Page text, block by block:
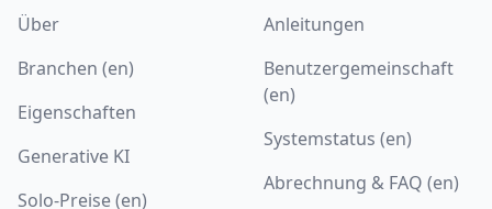
Über
Branchen (en)
Eigenschaften
Generative KI
Solo-Preise (en)
Anleitungen
Benutzergemeinschaft
(en)
Systemstatus (en)
Abrechnung & FAQ (en)